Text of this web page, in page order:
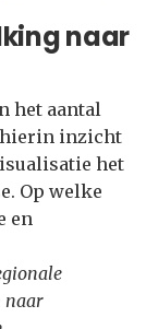
naar
het aantal
hierin inzicht
het
Op welke
en
naar